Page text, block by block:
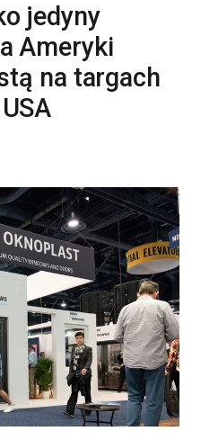
jedyny
Ameryki
na targach